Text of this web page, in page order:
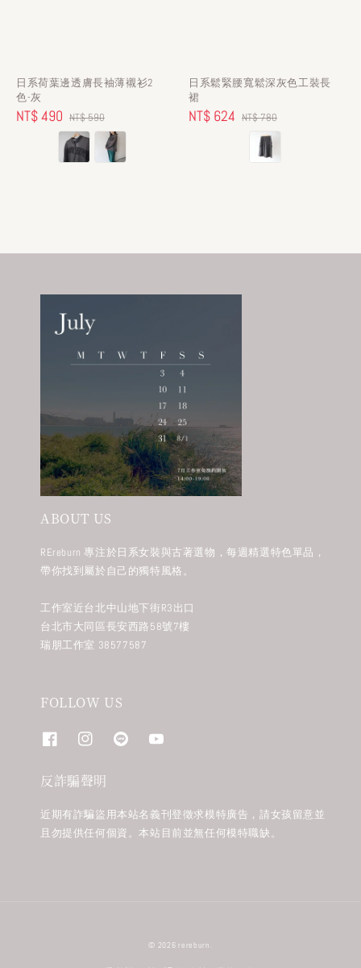
日系荷葉邊透膚長袖薄襯衫2
色-灰
Sale
NT$ 490 Regular
price
NT$ 590
日系鬆緊腰寬鬆深灰色工裝長
裙
Sale
NT$ 624 Regular
price
NT$ 780
ABOUT US
REreburn 專注於日系女裝與古著選物，每週精選特色單品，
帶你找到屬於自己的獨特風格。
工作室近台北中山地下街R3出口
台北市大同區長安西路58號7樓
瑞朋工作室 38577587
FOLLOW US
反詐騙聲明
近期有詐騙盜用本站名義刊登徵求模特廣告，請女孩留意並
且勿提供任何個資。本站目前並無任何模特職缺。
© 2026 rereburn.